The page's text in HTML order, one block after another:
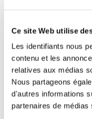
Ce site Web utilise
Les identifiants nous
contenu et les
relatives aux médias
Nous partageons
d'autres informations
partenaires de
Pour limiter ces effets,
sources d’
soleil. Les grandes
important car elles